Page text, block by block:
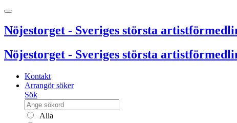
Nöjestorget - Sveriges största
Nöjestorget - Sveriges största
Kontakt
Arrangör söker
Sök
Alla